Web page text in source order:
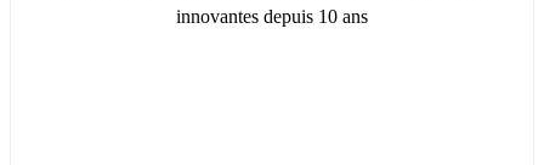
innovantes depuis 10 ans